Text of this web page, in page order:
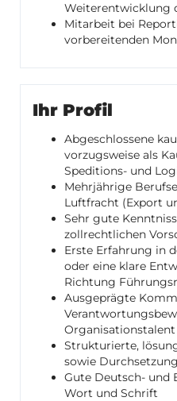
Weiterentwicklung
Mitarbeit bei
vorbereitenden
Ihr Profil
Abgeschlossene
vorzugsweise als
Speditions- und
Mehrjährige
Luftfracht (Export
Sehr gute
zollrechtlichen
Erste Erfahrung in
oder eine klare
Richtung
Ausgeprägte
Organisationstalent
Strukturierte,
sowie
Gute Deutsch- und
Wort und Schrift